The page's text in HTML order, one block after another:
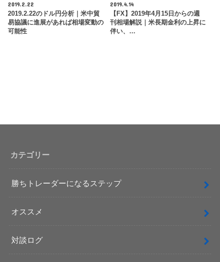
2019.2.22
2019.2.22のドル円分析｜米中貿
易協議に進展があれば相場変動の
可能性
2019.4.14
【FX】2019年4月15日からの週
刊相場解説｜米長期金利の上昇に
伴い、…
カテゴリー
勝ちトレーダーになるステップ
オススメ
対談ログ